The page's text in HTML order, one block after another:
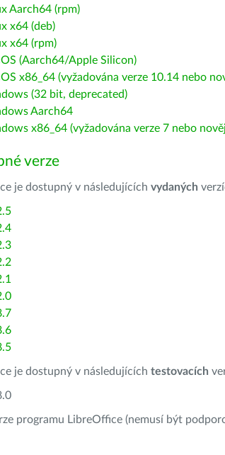
Aarch64 (rpm)
x64 (deb)
x64 (rpm)
(Aarch64/Apple Silicon)
x86_64 (vyžadována verze 10.14 nebo
(32 bit, deprecated)
Aarch64
x86_64 (vyžadována verze 7 nebo
verze
je dostupný v následujících vydaných
je dostupný v následujících testovacích
programu LibreOffice (nemusí být